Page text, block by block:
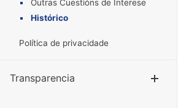
Outras Cuestións de Interese
Histórico
Política de privacidade
Transparencia